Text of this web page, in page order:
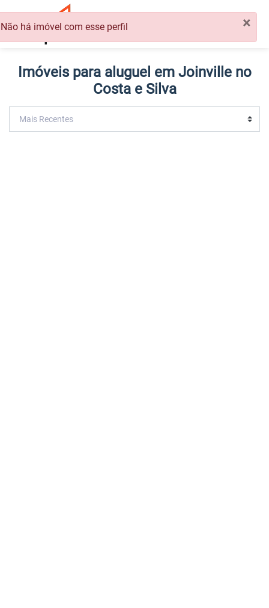
Imóveis para aluguel em Joinville no
Costa e Silva
×
Não há imóvel com esse perfil